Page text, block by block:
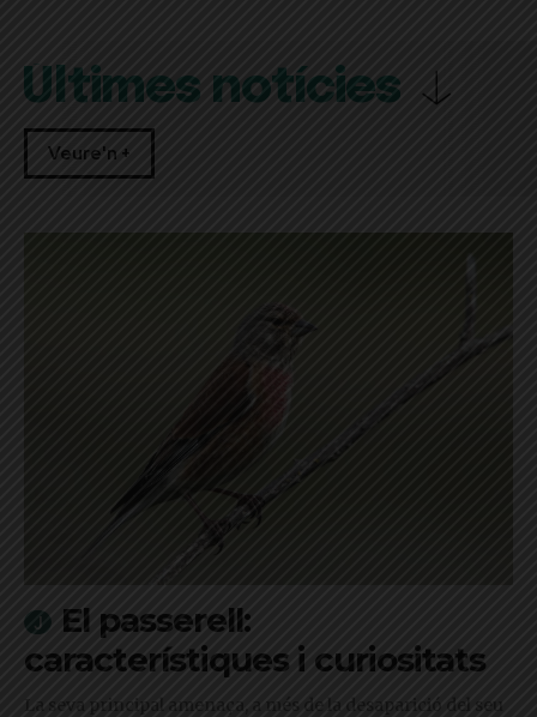
Últimes notícies
Veure'n +
El passerell:
característiques i curiositats
La seva principal amenaça, a més de la desaparició del seu